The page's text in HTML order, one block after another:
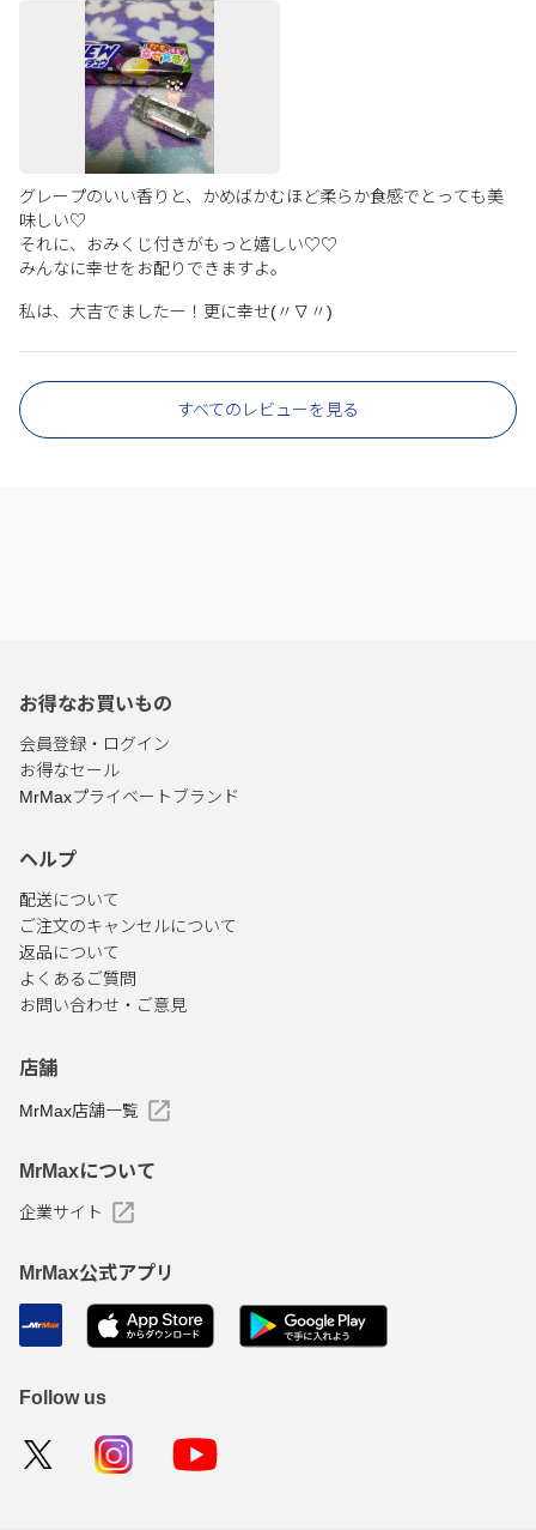
グレープのいい香りと、かめばかむほど柔らか食感でとっても美
味しい♡
それに、おみくじ付きがもっと嬉しい♡♡
みんなに幸せをお配りできますよ。
私は、大吉でましたー！更に幸せ(〃∇〃)
すべてのレビューを見る
お得なお買いもの
会員登録・ログイン
お得なセール
MrMaxプライベートブランド
ヘルプ
配送について
ご注文のキャンセルについて
返品について
よくあるご質問
お問い合わせ・ご意見
店舗
MrMax店舗一覧
MrMaxについて
企業サイト
MrMax公式アプリ
Follow us